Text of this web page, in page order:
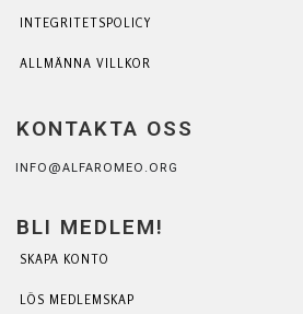
INTEGRITETSPOLICY
ALLMÄNNA VILLKOR
KONTAKTA OSS
INFO@ALFAROMEO.ORG
BLI MEDLEM!
SKAPA KONTO
LÖS MEDLEMSKAP